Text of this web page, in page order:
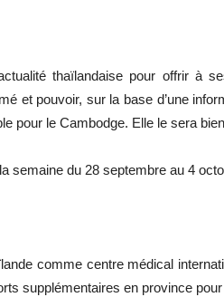
thaïlandaise pour offrir à
et pouvoir, sur la base d’une
pour le Cambodge. Elle le sera
semaine du 28 septembre au 4
comme centre médical
supplémentaires en province